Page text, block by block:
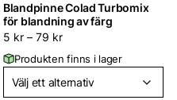
Blandpinne Colad Turbomix
för blandning av färg
5 kr – 79 kr
Produkten finns i lager